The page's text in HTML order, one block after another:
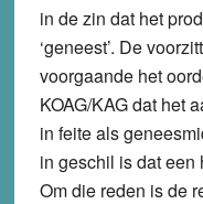
in de zin dat het
‘geneest’. De
voorgaande het
KOAG/KAG dat het
in feite als
in geschil is dat een
Om die reden is de